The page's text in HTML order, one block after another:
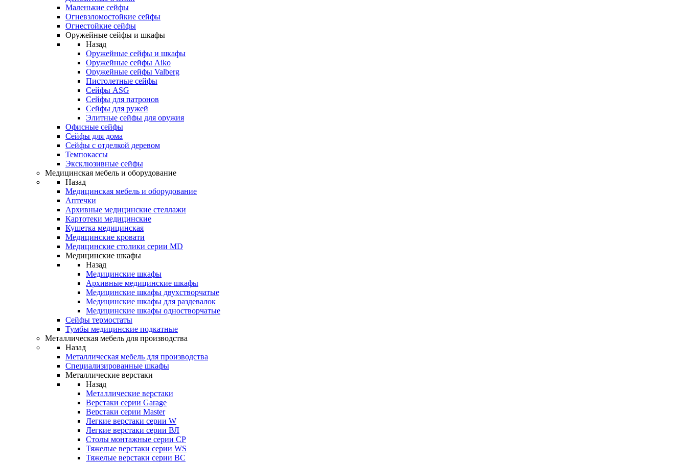
Маленькие сейфы
Огневзломостойкие сейфы
Огнестойкие сейфы
Оружейные сейфы и шкафы
Назад
Оружейные сейфы и шкафы
Оружейные сейфы Aiko
Оружейные сейфы Valberg
Пистолетные сейфы
Сейфы ASG
Сейфы для патронов
Сейфы для ружей
Элитные сейфы для оружия
Офисные сейфы
Сейфы для дома
Сейфы с отделкой деревом
Темпокассы
Эксклюзивные сейфы
Медицинская мебель и оборудование
Назад
Медицинская мебель и оборудование
Аптечки
Архивные медицинские стеллажи
Картотеки медицинские
Кушетка медицинская
Медицинские кровати
Медицинские столики серии MD
Медицинские шкафы
Назад
Медицинские шкафы
Архивные медицинские шкафы
Медицинские шкафы двухстворчатые
Медицинские шкафы для раздевалок
Медицинские шкафы одностворчатые
Сейфы термостаты
Тумбы медицинские подкатные
Металлическая мебель для производства
Назад
Металлическая мебель для производства
Cпециализированные шкафы
Металлические верстаки
Назад
Металлические верстаки
Верстаки серии Garage
Верстаки серии Master
Легкие верстаки серии W
Легкие верстаки серии ВЛ
Столы монтажные серии СР
Тяжелые верстаки серии WS
Тяжелые верстаки серии ВС